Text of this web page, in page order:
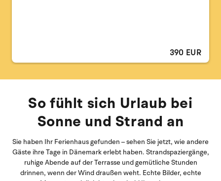
390 EUR
So fühlt sich Urlaub bei
Sonne und Strand an
Sie haben Ihr Ferienhaus gefunden – sehen Sie jetzt, wie andere
Gäste ihre Tage in Dänemark erlebt haben. Strandspaziergänge,
ruhige Abende auf der Terrasse und gemütliche Stunden
drinnen, wenn der Wind draußen weht. Echte Bilder, echte